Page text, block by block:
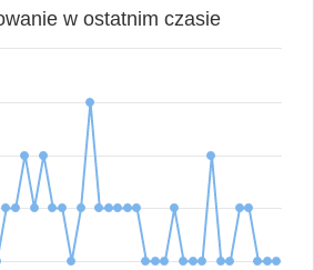
w ostatnim czasie